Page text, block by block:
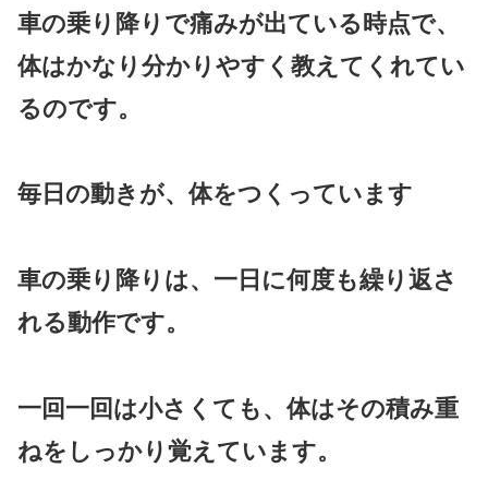
車の乗り降りで痛みが出ている時点で、
体はかなり分かりやすく教えてくれてい
るのです。
毎日の動きが、体をつくっています
車の乗り降りは、一日に何度も繰り返さ
れる動作です。
一回一回は小さくても、体はその積み重
ねをしっかり覚えています。